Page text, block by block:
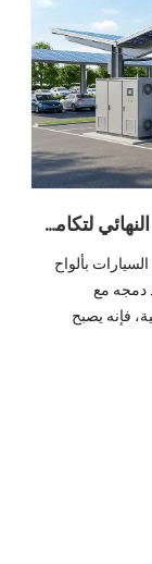
ما هو مرآب للطاقة الشمسية؟ الدليل النهائي لتكامل الشحن الكهروضوئي والتخزين والمركبات الكهربائية
بألواح
دمجه مع
فإنه يصبح
وصول مبيعات
للبنية التحتية